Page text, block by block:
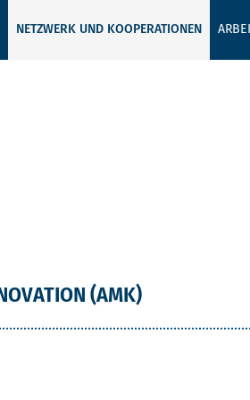
NETZWERK UND KOOPERATIONEN
GEBEN SIE
(AMK)